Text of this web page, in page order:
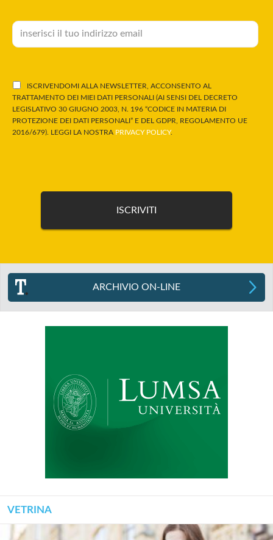
ISCRIVENDOMI ALLA NEWSLETTER, ACCONSENTO AL
TRATTAMENTO DEI MIEI DATI PERSONALI (AI SENSI DEL DECRETO
LEGISLATIVO 30 GIUGNO 2003, N. 196 “CODICE IN MATERIA DI
PROTEZIONE DEI DATI PERSONALI” E DEL GDPR, REGOLAMENTO UE
2016/679). LEGGI LA NOSTRA PRIVACY POLICY.
ARCHIVIO ON-LINE
VETRINA